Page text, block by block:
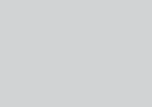
da Silva Júnior.